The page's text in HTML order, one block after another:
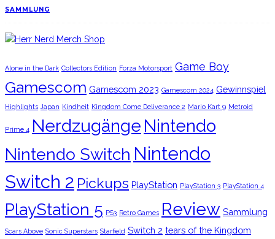
SAMMLUNG
Alone in the Dark Collectors Edition Forza Motorsport Game Boy
Gamescom Gamescom 2023 Gamescom 2024 Gewinnspiel
Highlights Japan Kindheit Kingdom Come Deliverance 2 Mario Kart 9 Metroid
Prime 4 Nerdzugänge Nintendo
Nintendo Switch Nintendo
Switch 2 Pickups PlayStation PlayStation 3 PlayStation 4
PlayStation 5 PS3 Retro Games Review Sammlung
Scars Above Sonic Superstars Starfield Switch 2 tears of the Kingdom